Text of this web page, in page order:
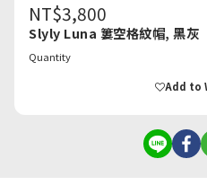
NT$3,800
Slyly Luna 簍空格紋帽, 黑灰
Quantity
Add to